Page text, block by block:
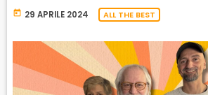
today 29 APRILE 2024 ALL THE BEST